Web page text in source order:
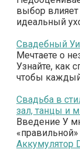
выбор
идеальный
Свадебный
Мечтаете о
Узнайте, как
чтобы
Свадьба в
зал, танцы и
Введение У
Аккумулятор